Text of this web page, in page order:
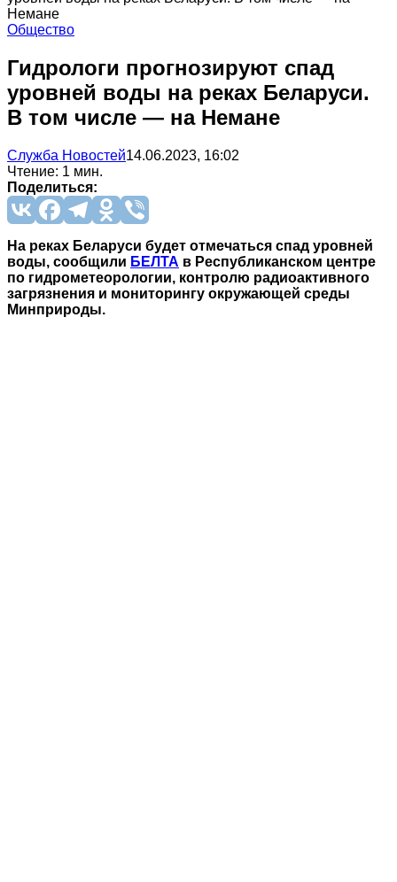
Немане
Общество
Гидрологи прогнозируют спад
уровней воды на реках Беларуси.
В том числе — на Немане
Служба Новостей14.06.2023, 16:02
Чтение: 1 мин.
Поделиться:
На реках Беларуси будет отмечаться спад уровней
воды, сообщили БЕЛТА в Республиканском центре
по гидрометеорологии, контролю радиоактивного
загрязнения и мониторингу окружающей среды
Минприроды.